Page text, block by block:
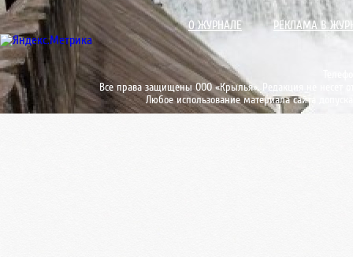
О ЖУРНАЛЕ РЕКЛАМА В
Все права защищены ООО «Крылья». Редакция не несет
Любое использование материала сайта